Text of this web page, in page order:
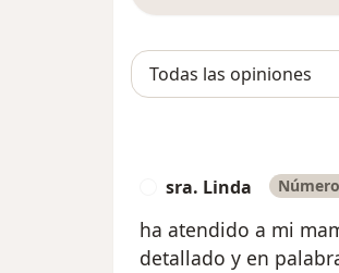
sra. Linda
ha atendido a mi
detallado y en